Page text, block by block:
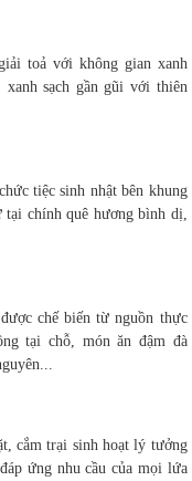
toả với không gian xanh
xanh sạch gần gũi với thiên
tiệc sinh nhật bên khung
chính quê hương bình dị,
chế biến từ nguồn thực
tại chỗ, món ăn đậm đà
cắm trại sinh hoạt lý tưởng
ứng nhu cầu của mọi lứa